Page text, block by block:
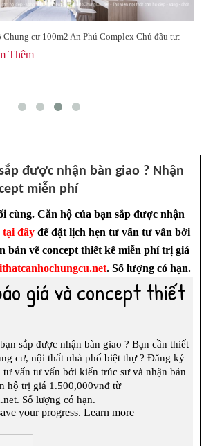
The Prince Residence 99m2 3 Phòng Ngủ: Sự
Xem Thêm
được nhận bàn giao ? Nhận
miễn phí
cùng. Căn hộ của bạn sắp được nhận
đâyđể đặt lịch hẹn tư vấn tư vấn bởi
bản vẽ concept thiết kế miễn phí trị giá
. Số lượng có hạn.